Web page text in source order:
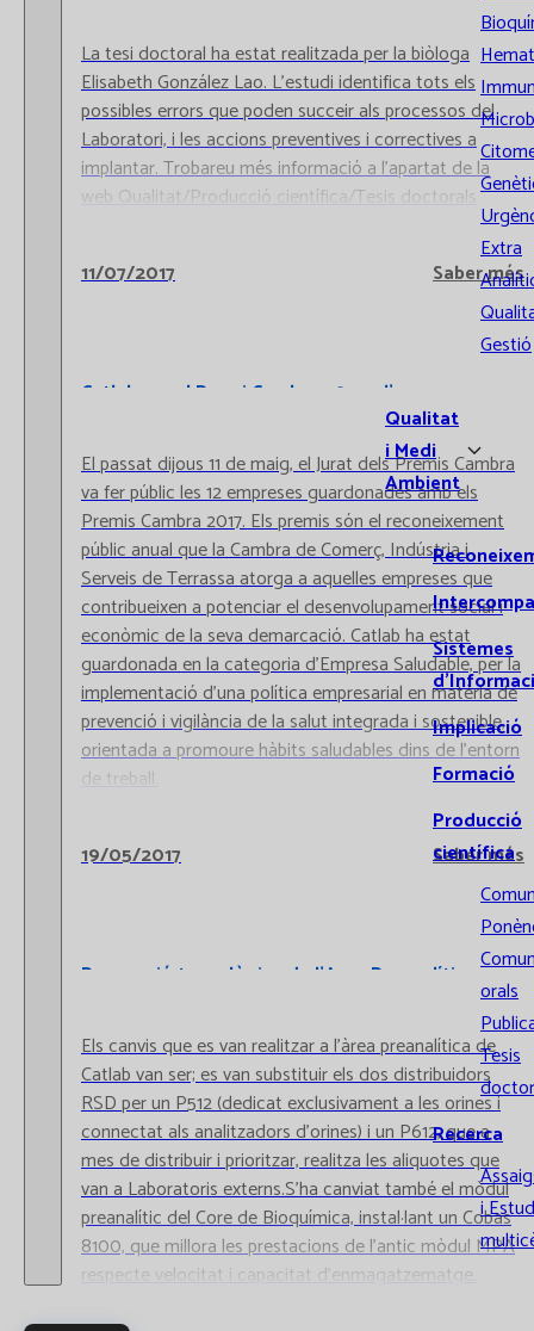
Extra
Gestió
Qualitat
i Medi
Ambient
Sistemes
Implicació
Formació
Producció
científica
orals
Tesis
Recerca
i
La tesi doctoral ha estat realitzada per la biòloga
Elisabeth González Lao. L'estudi identifica tots els
possibles errors que poden succeir als processos del
Laboratori, i les accions preventives i correctives a
implantar. Trobareu més informació a l'apartat de la
web Qualitat/Producció científica/Tesis doctorals
11/07/2017 Saber més
Catlab rep el Premi Cambra 2017 a l'empresa
El passat dijous 11 de maig, el Jurat dels Premis Cambra
va fer públic les 12 empreses guardonades amb els
Premis Cambra 2017. Els premis són el reconeixement
públic anual que la Cambra de Comerç, Indústria i
Serveis de Terrassa atorga a aquelles empreses que
contribueixen a potenciar el desenvolupament social i
econòmic de la seva demarcació. Catlab ha estat
guardonada en la categoria d'Empresa Saludable, per la
implementació d’una política empresarial en matèria de
prevenció i vigilància de la salut integrada i sostenible,
orientada a promoure hàbits saludables dins de l’entorn
de treball.
19/05/2017 Saber més
Renovació tecnològica de l'Area Preanalítica
Els canvis que es van realitzar a l'àrea preanalítica de
Catlab van ser; es van substituir els dos distribuidors
RSD per un P512 (dedicat exclusivament a les orines i
connectat als analitzadors d'orines) i un P612, que a
mes de distribuir i prioritzar, realitza les aliquotes que
van a Laboratoris externs.S'ha canviat també el mòdul
preanalític del Core de Bioquímica, instal·lant un Cobas
8100, que millora les prestacions de l'antic mòdul MPA
respecte velocitat i capacitat d'enmagatzematge.